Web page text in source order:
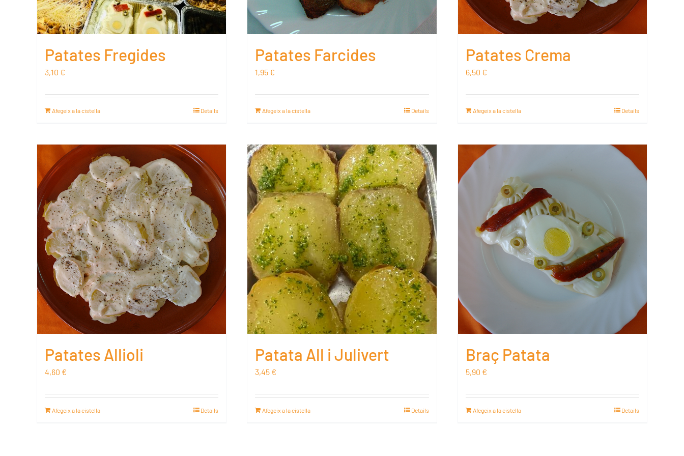
Patates Fregides
3,10 €
Afegeix a la cistella Details
Patates Farcides
1,95 €
Afegeix a la cistella Details
Patates Crema
6,50 €
Afegeix a la cistella Details
Patates Allioli
4,60 €
Afegeix a la cistella Details
Patata All i Julivert
3,45 €
Afegeix a la cistella Details
Braç Patata
5,90 €
Afegeix a la cistella Details